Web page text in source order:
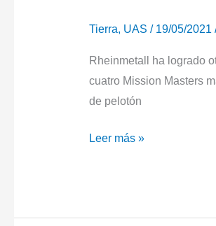
Tierra, UAS / 19/05/2021
Rheinmetall ha logrado
cuatro Mission Masters
de pelotón
El
cuatro
Leer más »